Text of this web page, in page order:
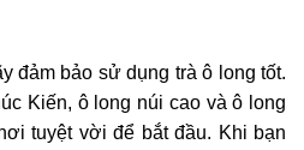
đảm bảo sử dụng trà ô long tốt.
Kiến, ô long núi cao và ô long
tuyệt vời để bắt đầu. Khi bạn